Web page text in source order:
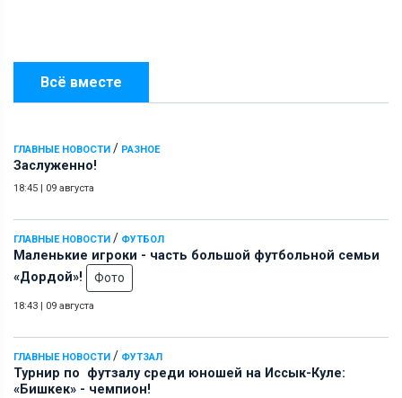
Всё вместе
ГЛАВНЫЕ НОВОСТИ / РАЗНОЕ
Заслуженно!
18:45 | 09 августа
ГЛАВНЫЕ НОВОСТИ / ФУТБОЛ
Маленькие игроки - часть большой футбольной семьи
«Дордой»!
Фото
18:43 | 09 августа
ГЛАВНЫЕ НОВОСТИ / ФУТЗАЛ
Турнир по футзалу среди юношей на Иссык-Куле:
«Бишкек» - чемпион!